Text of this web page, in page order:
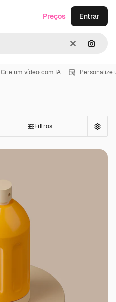
Limpar
Preços Entrar
Crie um vídeo com IA Personalize
Filtros